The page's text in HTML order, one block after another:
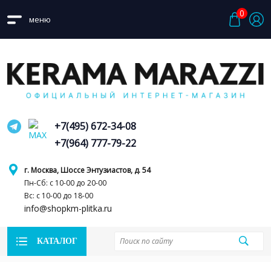
меню
0
г. Москва, Шоссе Энтузиастов, д. 54
Пн-Сб: с 10-00 до 20-00
Вс: с 10-00 до 18-00
info@shopkm-plitka.ru
+7(495) 672-34-08
+7(964) 777-79-22
КАТАЛОГ